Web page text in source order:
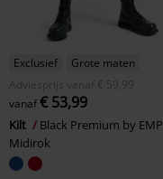
Exclusief
Grote maten
Adviesprijs
vanaf € 59,99
vanaf€ 53,99
Kilt
Black Premium by EMP
Midirok